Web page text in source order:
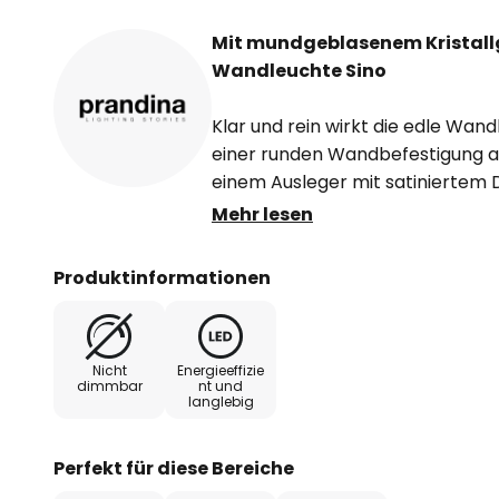
Mit mundgeblasenem
Wandleuchte Sino
Klar und rein wirkt die edle
einer runden Wandbefestigung
einem Ausleger mit satiniertem
Raum hinein ragt. Um diesen
gearbeitet, so dass der Diffusor
produziert und strahlt durch das
Daher ist die Wandleuchte Sino
puristischen Schlafzimmern,
auch als Zusatzbeleuchtung im
"Ich glaube, dass Design nichts
Mehr lesen
Produktinformationen
Nicht
dimmbar
Energieeffizie
nt und
langlebig
Perfekt für diese Bereiche